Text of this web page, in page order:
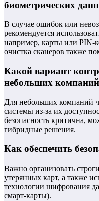
биометрических
В случае ошибок или
рекомендуется
например, карты или PIN-
очистка сканеров также
Какой вариант
небольших
Для небольших компаний
системы из-за их
безопасность критична,
гибридные решения.
Как обеспечить
Важно организовать
утерянных карт, а также
технологии шифрования
смарт-карты).